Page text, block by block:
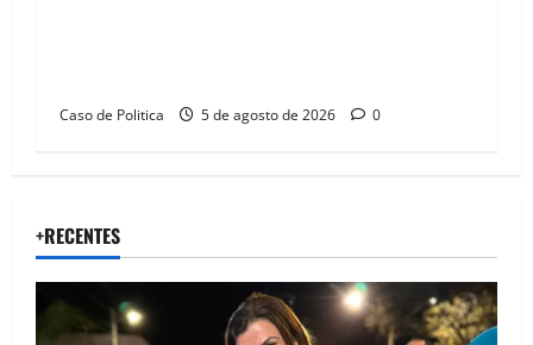
Caso de Politica 5 de agosto de 2026 0
+RECENTES